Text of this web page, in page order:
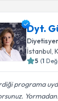
Dyt.
İstanbul ,
5 (1
programa